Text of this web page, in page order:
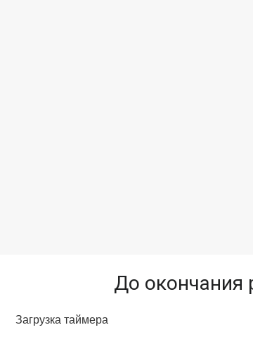
До окончания
Загрузка таймера